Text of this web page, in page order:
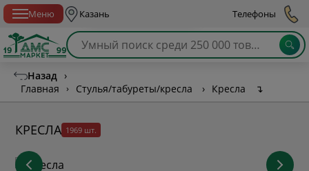
Меню Казань Телефоны
Назад ›
Главная
› Стулья/табуреты/кресла › Кресла ↴
КРЕСЛА 1969 шт.